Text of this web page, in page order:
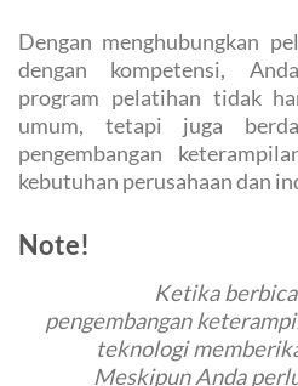
Dengan menghubungkan
dengan kompetensi,
program pelatihan tidak
umum, tetapi juga
pengembangan
kebutuhan perusahaan dan
Note!
Ketika
pengembangan
teknologi
Meskipun Anda